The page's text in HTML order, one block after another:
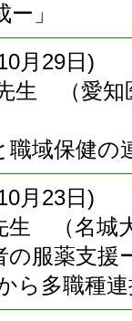
」
月29日)
（愛知医
域保健の
月23日)
名城大
服薬支援
ら多職種